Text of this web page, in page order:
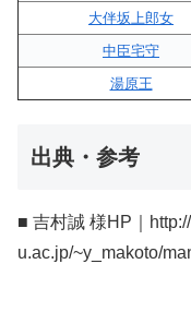
大伴坂上郎女
中臣宅守
湯原王
出典・参考
■ 吉村誠 様HP｜
u.ac.jp/~y_makoto/